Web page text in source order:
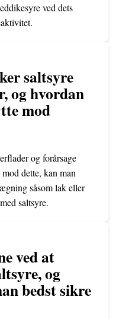
ved dets
saltsyre
og hvordan
mod
og forårsage
dette, kan man
såsom lak eller
saltsyre.
ved at
og
bedst sikre